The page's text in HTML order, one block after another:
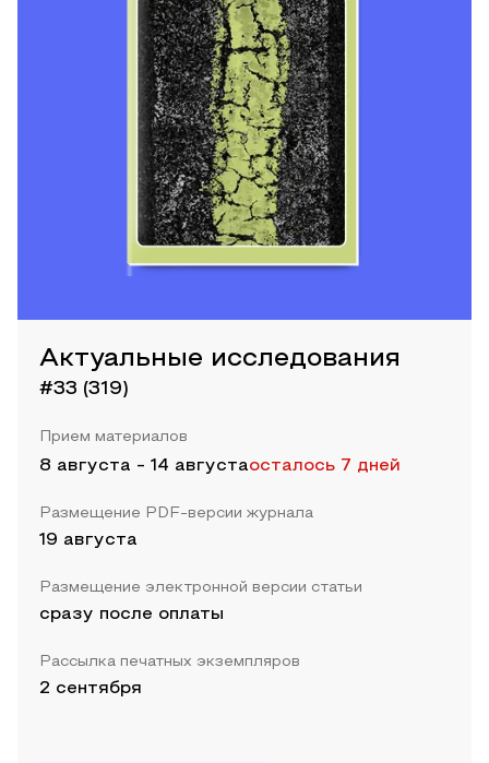
Актуальные исследования
#33 (319)
Прием материалов
8 августа - 14 августаосталось 7 дней
Размещение PDF-версии журнала
19 августа
Размещение электронной версии статьи
сразу после оплаты
Рассылка печатных экземпляров
2 сентября